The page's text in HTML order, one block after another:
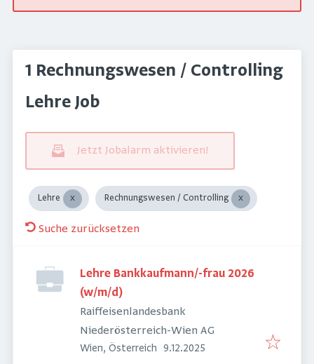
1 Rechnungswesen / Controlling
Lehre Job
Jetzt Jobalarm aktivieren!
Lehre Rechnungswesen / Controlling
Suche zurücksetzen
Lehre Bankkaufmann/-frau 2026
(w/m/d)
Raiffeisenlandesbank
Niederösterreich-Wien AG
Wien, Österreich Veröffentlicht
9.12.2025